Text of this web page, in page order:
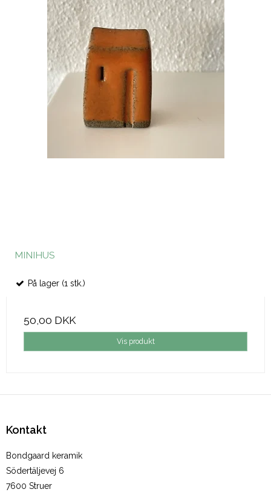
MINIHUS
På lager (1 stk.)
50,00 DKK
Vis produkt
Kontakt
Bondgaard keramik
Södertäljevej 6
7600 Struer